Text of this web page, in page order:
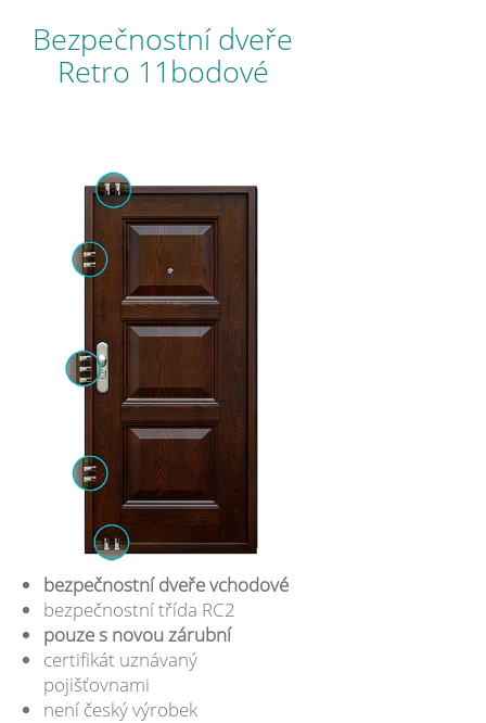
Bezpečnostní dveře
Retro 11bodové
bezpečnostní dveře vchodové
bezpečnostní třída RC2
pouze s novou zárubní
certifikát uznávaný
pojišťovnami
není český výrobek